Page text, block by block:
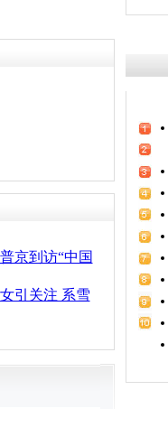
京到访“中国
引关注 系雪